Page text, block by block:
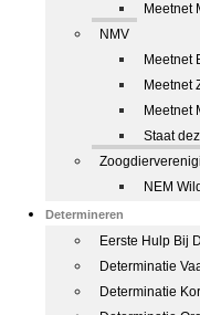
Meetnet
NMV
Meetnet
Meetnet
Meetnet
Staat
NEM
Determineren
Eerste Hulp Bij
Determinatie
Determinatie